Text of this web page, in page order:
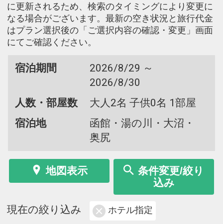
に更新されるため、検索のタイミングにより変更に
なる場合がございます。最新の空き状況と旅行代金
はプラン選択後の「ご選択内容の確認・変更」画面
にてご確認ください。
宿泊期間
2026/8/29 ～
2026/8/30
人数・部屋数
大人2名 子供0名 1部屋
宿泊地
函館・湯の川・大沼・
奥尻
地図表示
条件変更/絞り
込み
現在の絞り込み ホテル指定